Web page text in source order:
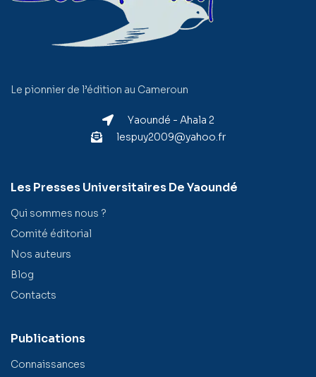
Le pionnier de l’édition au Cameroun
Yaoundé - Ahala 2
lespuy2009@yahoo.fr
Les Presses Universitaires De Yaoundé
Qui sommes nous ?
Comité éditorial
Nos auteurs
Blog
Contacts
Publications
Connaissances